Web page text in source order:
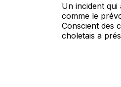
Un incident
comme le
Conscient des
choletais a